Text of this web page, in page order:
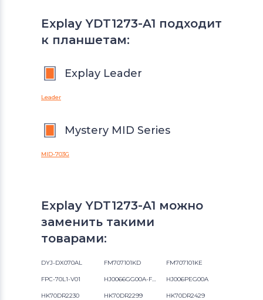
Explay YDT1273-A1 подходит
к планшетам:
Explay Leader
Leader
Mystery MID Series
MID-703G
Explay YDT1273-A1 можно
заменить такими
товарами:
DYJ-DX070AL FM707101KD FM707101KE
FPC-70L1-V01 HJ0066GG00A-FPC HJ006PEG00A
HK70DR2230 HK70DR2299 HK70DR2429